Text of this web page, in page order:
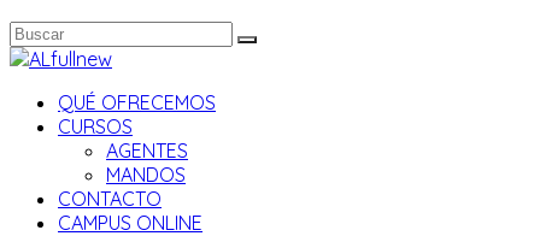
QUÉ OFRECEMOS
CURSOS
AGENTES
MANDOS
CONTACTO
CAMPUS ONLINE